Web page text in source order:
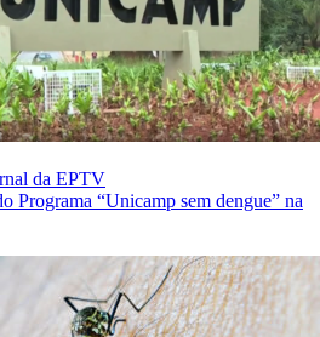
da EPTV
Programa “Unicamp sem dengue” na